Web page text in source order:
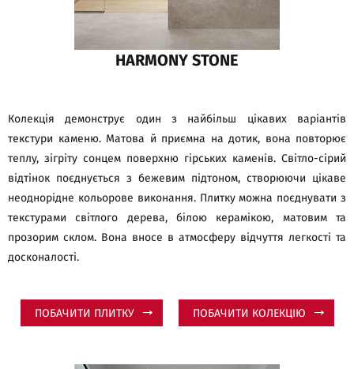
HARMONY STONE
Колекція демонструє один з найбільш цікавих варіантів
текстури каменю. Матова й приємна на дотик, вона повторює
теплу, зігріту сонцем поверхню гірських каменів. Світло-сірий
відтінок поєднується з бежевим підтоном, створюючи цікаве
неоднорідне кольорове виконання. Плитку можна поєднувати з
текстурами світлого дерева, білою керамікою, матовим та
прозорим склом. Вона вносе в атмосферу відчуття легкості та
досконалості.
ПОБАЧИТИ ПЛИТКУ ПОБАЧИТИ КОЛЕКЦІЮ